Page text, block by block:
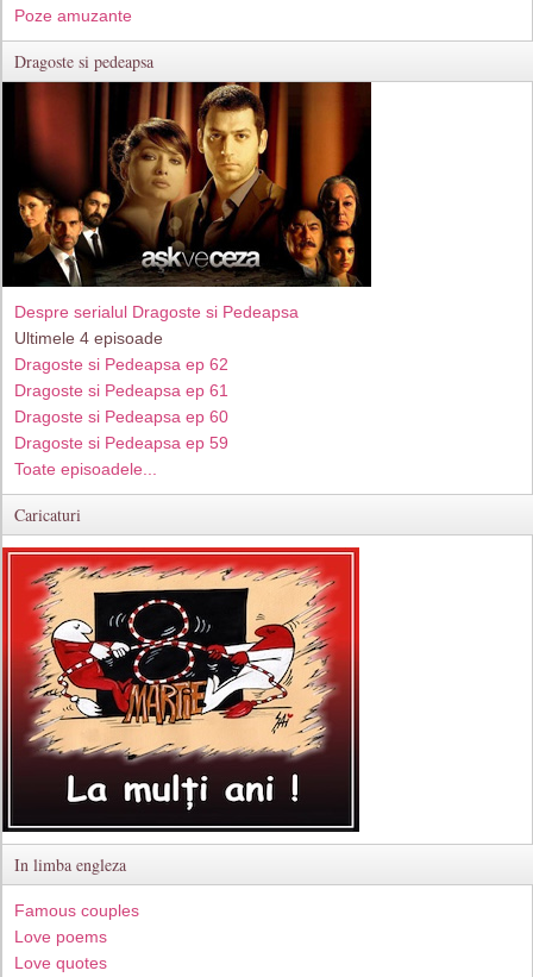
Poze amuzante
Dragoste si pedeapsa
Despre serialul Dragoste si Pedeapsa
Ultimele 4 episoade
Dragoste si Pedeapsa ep 62
Dragoste si Pedeapsa ep 61
Dragoste si Pedeapsa ep 60
Dragoste si Pedeapsa ep 59
Toate episoadele...
Caricaturi
In limba engleza
Famous couples
Love poems
Love quotes